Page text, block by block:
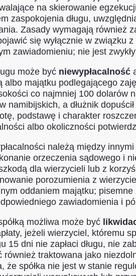
na skierowanie
zaspokojenia długu,
Zasady wymagają również
się wyłącznie w związku
zawiadomieniu; nie jest
może być niewypłacalność
albo majątku podlegającego
co najmniej 100 dolarów
namibijskich, a dłużnik
podstawę i charakter
albo okoliczności
należą między
orzeczenia sądowego
dla wierzycieli lub z
porozumienia z
oddaniem majątku;
zawiadomienia i
możliwa może być
jeżeli wierzyciel, któremu
15 dni nie zapłaci długu, nie
również traktowana jako
że spółka nie jest w stanie